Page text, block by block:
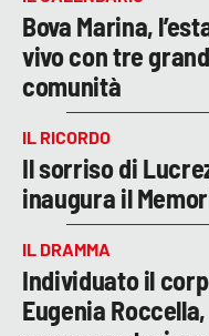
Bova Marina,
vivo con tre
comunità
IL RICORDO
Il sorriso di
inaugura il
IL DRAMMA
Individuato il
Eugenia